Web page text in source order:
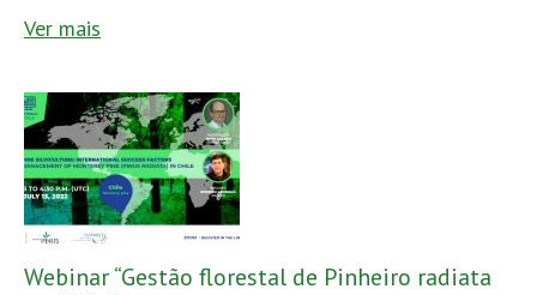
Ver mais
Webinar “Gestão florestal de Pinheiro radiata